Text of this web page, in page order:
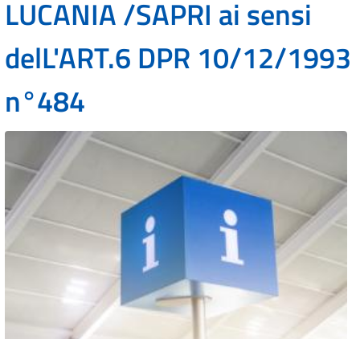
LUCANIA /SAPRI ai sensi
delL'ART.6 DPR 10/12/1993
n°484